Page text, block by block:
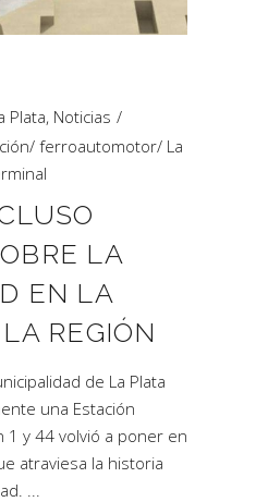
Plata, Noticias
/ ferroautomotor/ La
LA
EN LA
REGIÓN
de La Plata
una Estación
y 44 volvió a poner en
atraviesa la historia